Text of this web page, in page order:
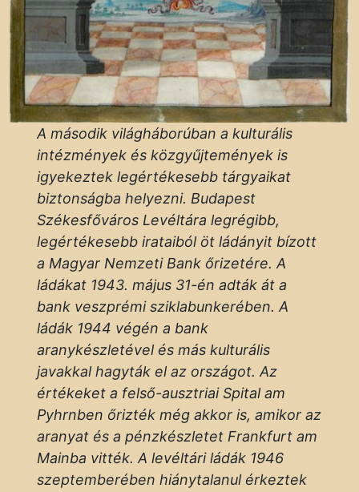
A második világháborúban a kulturális
intézmények és közgyűjtemények is
igyekeztek legértékesebb tárgyaikat
biztonságba helyezni. Budapest
Székesfőváros Levéltára legrégibb,
legértékesebb irataiból öt ládányit bízott
a Magyar Nemzeti Bank őrizetére. A
ládákat 1943. május 31-én adták át a
bank veszprémi sziklabunkerében. A
ládák 1944 végén a bank
aranykészletével és más kulturális
javakkal hagyták el az országot. Az
értékeket a felső-ausztriai Spital am
Pyhrnben őrizték még akkor is, amikor az
aranyat és a pénzkészletet Frankfurt am
Mainba vitték. A levéltári ládák 1946
szeptemberében hiánytalanul érkeztek